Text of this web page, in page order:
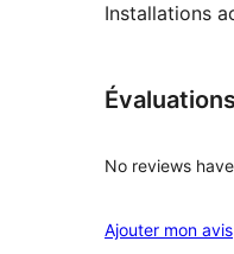
Installations
Évaluations
No reviews
Ajouter mon avis